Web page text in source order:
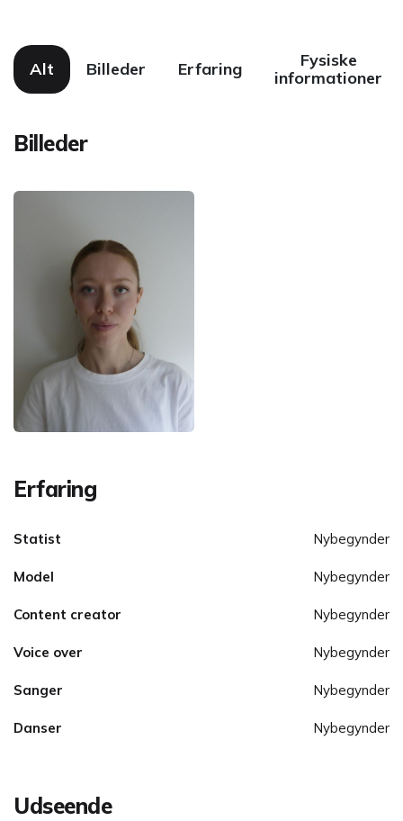
Alt Billeder Erfaring
Fysiske
informationer
Billeder
Erfaring
Statist Nybegynder
Model Nybegynder
Content creator Nybegynder
Voice over Nybegynder
Sanger Nybegynder
Danser Nybegynder
Udseende